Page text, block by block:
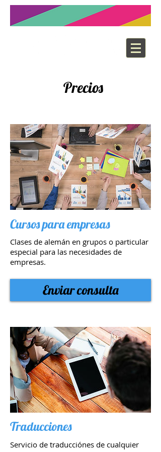
Precios
Cursos para empresas
Clases de alemán en grupos o particular
especial para las necesidades de
empresas.
Enviar consulta
Traducciones
Servicio de traducciónes de cualquier